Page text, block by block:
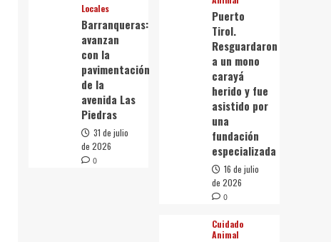
Locales
Barranqueras:
avanzan
con la
pavimentación
de la
avenida Las
Piedras
31 de julio
de 2026
0
Puerto
Tirol.
Resguardaron
a un mono
carayá
herido y fue
asistido por
una
fundación
especializada
16 de julio
de 2026
0
Cuidado
Animal